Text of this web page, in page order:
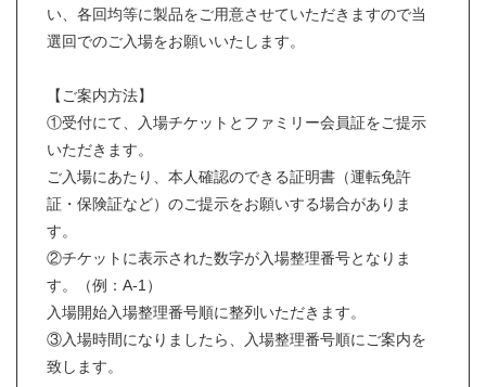
い、各回均等に製品をご用意させていただきますので当
選回でのご入場をお願いいたします。
【ご案内方法】
①受付にて、入場チケットとファミリー会員証をご提示
いただきます。
ご入場にあたり、本人確認のできる証明書（運転免許
証・保険証など）のご提示をお願いする場合がありま
す。
②チケットに表示された数字が入場整理番号となりま
す。（例：A-1）
入場開始入場整理番号順に整列いただきます。
③入場時間になりましたら、入場整理番号順にご案内を
致します。